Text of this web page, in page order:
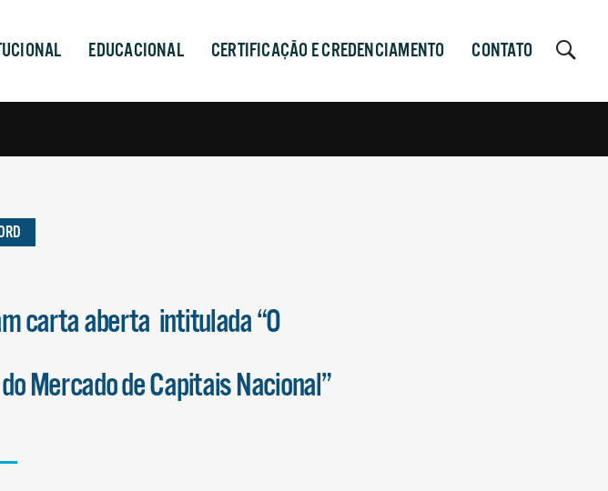
EDUCACIONAL CERTIFICAÇÃO E CREDENCIAMENTO CONTATO
carta aberta intitulada “O
Mercado de Capitais Nacional”